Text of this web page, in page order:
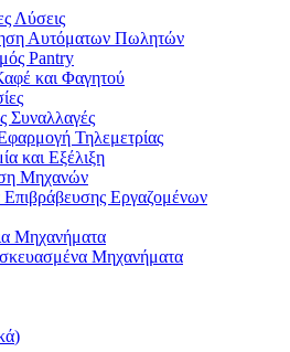
Λύσεις
Αυτόματων Πωλητών
Pantry
και Φαγητού
Συναλλαγές
Τηλεμετρίας
και Εξέλιξη
Μηχανών
Εργαζομένων
Μηχανήματα
Μηχανήματα
)